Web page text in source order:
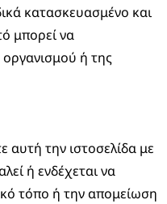
κατασκευασμένο και
μπορεί να
οργανισμού ή της
αυτή την ιστοσελίδα με
ή ενδέχεται να
τόπο ή την απομείωση